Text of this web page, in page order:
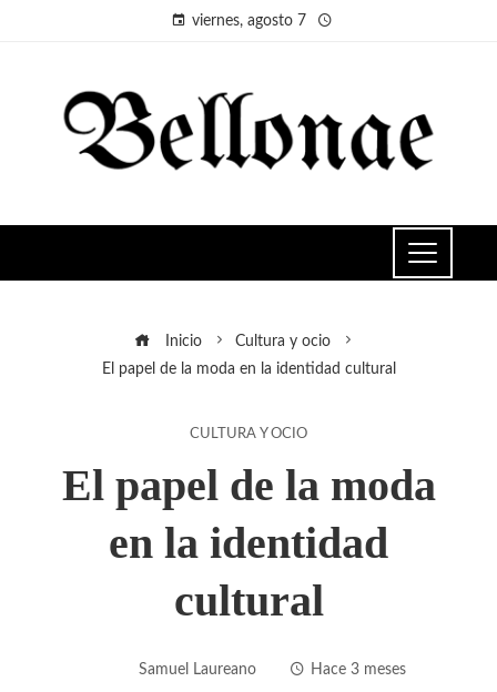
viernes, agosto 7
Inicio
Cultura y ocio
El papel de la moda en la identidad cultural
CULTURA Y OCIO
El papel de la moda
en la identidad
cultural
Samuel Laureano Hace 3 meses